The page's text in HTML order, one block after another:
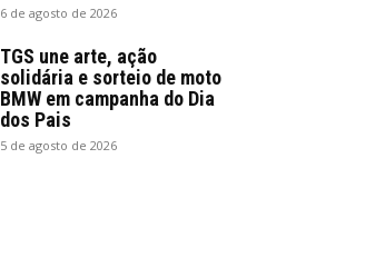
6 de agosto de 2026
TGS une arte, ação
solidária e sorteio de moto
BMW em campanha do Dia
dos Pais
5 de agosto de 2026